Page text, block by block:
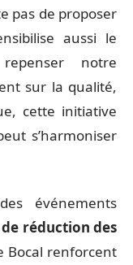
pas de proposer
aussi le
notre
sur la qualité,
cette initiative
s’harmoniser
événements
réduction des
Bocal renforcent